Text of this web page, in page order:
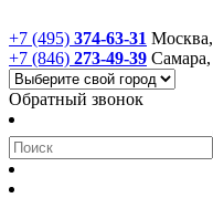
+7 (495) 374-63-31
+7 (846) 273-49-39
Обратный звонок